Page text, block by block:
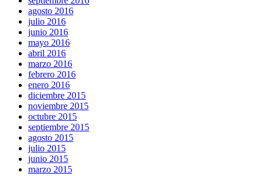
agosto 2016
julio 2016
junio 2016
mayo 2016
abril 2016
marzo 2016
febrero 2016
enero 2016
diciembre 2015
noviembre 2015
octubre 2015
septiembre 2015
agosto 2015
julio 2015
junio 2015
marzo 2015